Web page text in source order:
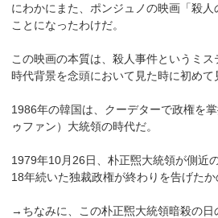
にわかにまた、ポンジュノの映画「殺
ことになったわけだ。
この映画の本質は、殺人事件というミ
時代背景を念頭において見た時に初めて
1986年の韓国は、クーデターで政権を
ゥファン）大統領の時代だ。
1979年10月26日、朴正煕大統領が側近
18年続いた独裁政権が終わりを告げたか
→ちなみに、この朴正煕大統領暗殺の日